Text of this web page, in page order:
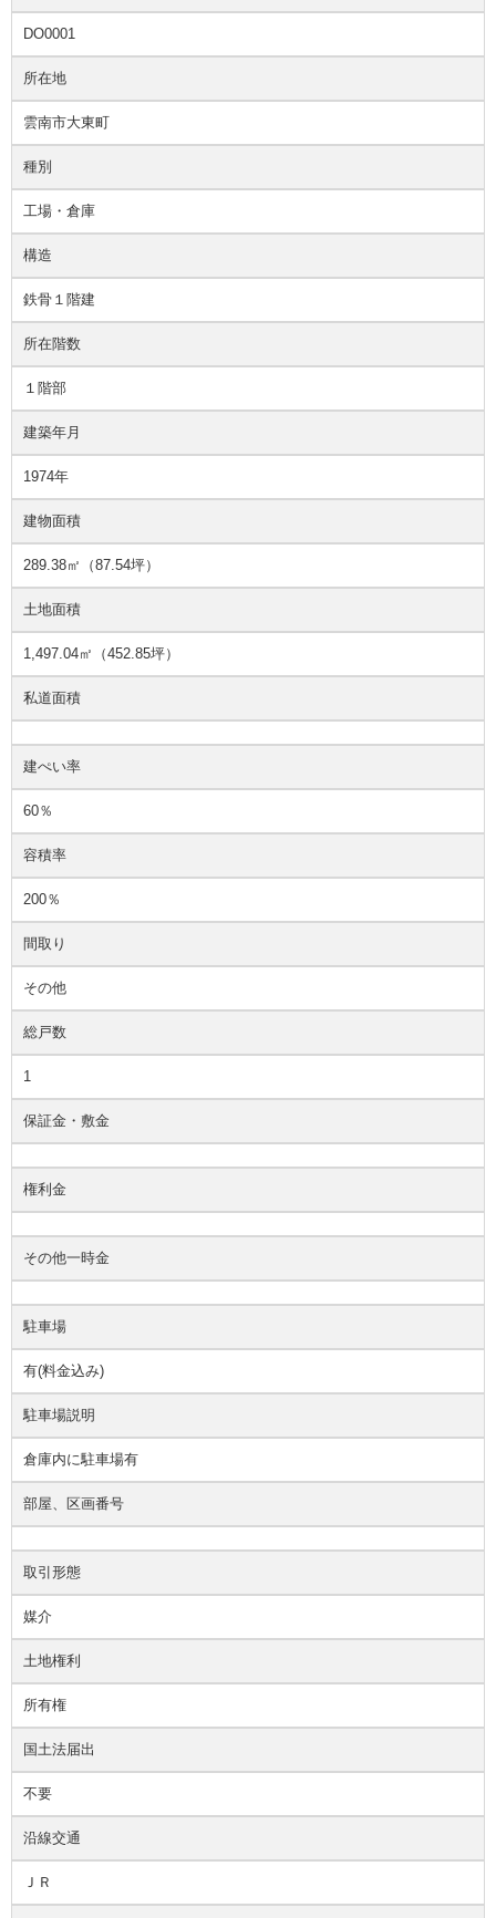
DO0001
所在地
雲南市大東町
種別
工場・倉庫
構造
鉄骨１階建
所在階数
１階部
建築年月
1974年
建物面積
289.38㎡（87.54坪）
土地面積
1,497.04㎡（452.85坪）
私道面積
建ぺい率
60％
容積率
200％
間取り
その他
総戸数
1
保証金・敷金
権利金
その他一時金
駐車場
有(料金込み)
駐車場説明
倉庫内に駐車場有
部屋、区画番号
取引形態
媒介
土地権利
所有権
国土法届出
不要
沿線交通
ＪＲ